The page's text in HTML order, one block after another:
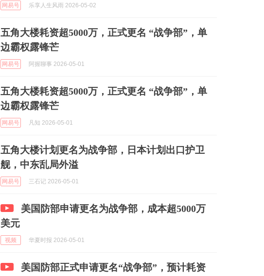
网易号 乐享人生风雨 2026-05-02
五角大楼耗资超5000万，正式更名 “战争部”，单
边霸权露锋芒
网易号 阿握聊事 2026-05-01
五角大楼耗资超5000万，正式更名 “战争部”，单
边霸权露锋芒
网易号 凡知 2026-05-01
五角大楼计划更名为战争部，日本计划出口护卫
舰，中东乱局外溢
网易号 三石记 2026-05-01
美国防部申请更名为战争部，成本超5000万
美元
视频 华夏时报 2026-05-01
美国防部正式申请更名“战争部”，预计耗资